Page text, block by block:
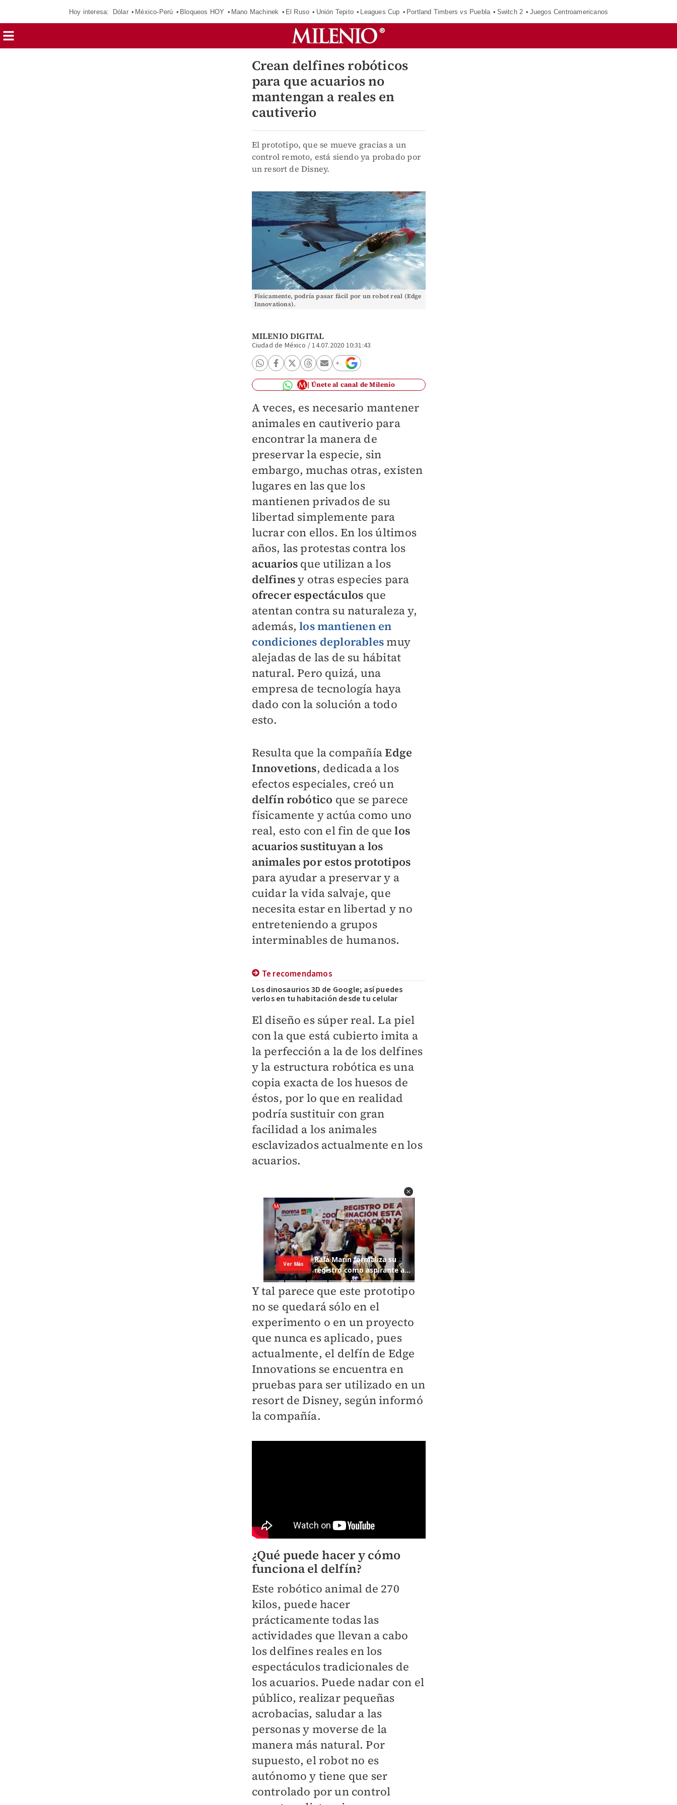
Hoy interesa: Dólar México-Perú Bloqueos HOY Mano Machinek El Ruso Unión Tepito Leagues Cup Portland Timbers vs Puebla Switch 2 Juegos Centroamericanos
Crean delfines robóticos
para que acuarios no
mantengan a reales en
cautiverio
El prototipo, que se mueve gracias a un
control remoto, está siendo ya probado por
un resort de Disney.
Físicamente, podría pasar fácil por un robot real (Edge
Innovations).
MILENIO DIGITAL
Ciudad de México /14.07.2020 10:31:43
Únete al canal de Milenio
A veces, es necesario mantener
animales en cautiverio para
encontrar la manera de
preservar la especie, sin
embargo, muchas otras, existen
lugares en las que los
mantienen privados de su
libertad simplemente para
lucrar con ellos. En los últimos
años, las protestas contra los
acuarios que utilizan a los
delfinesy otras especies para
ofrecer espectáculos que
atentan contra su naturaleza y,
además,los mantienen en
condiciones deplorablesmuy
alejadas de las de su hábitat
natural. Pero quizá, una
empresa de tecnología haya
dado con la solución a todo
esto.
Resulta que la compañíaEdge
Innovetions, dedicada a los
efectos especiales, creó un
delfín robótico que se parece
físicamente y actúa como uno
real, esto con el fin de quelos
acuarios sustituyan a los
animales por estos prototipos
para ayudar a preservar y a
cuidar la vida salvaje, que
necesita estar en libertad y no
entreteniendo a grupos
interminables de humanos.
Te recomendamos
Los dinosaurios 3D de Google; así puedes
verlos en tu habitación desde tu celular
El diseño es súper real. La piel
con la que está cubierto imita a
la perfección a la de los delfines
y la estructura robótica es una
copia exacta de los huesos de
éstos, por lo que en realidad
podría sustituir con gran
facilidad a los animales
esclavizados actualmente en los
acuarios.
Y tal parece que este prototipo
no se quedará sólo en el
experimento o en un proyecto
que nunca es aplicado, pues
actualmente, el delfín de Edge
Innovations se encuentra en
pruebas para ser utilizado en un
resort de Disney, según informó
la compañía.
¿Qué puede hacer y cómo
funciona el delfín?
Este robótico animal de 270
kilos, puede hacer
prácticamente todas las
actividades que llevan a cabo
los delfines reales en los
espectáculos tradicionales de
los acuarios. Puede nadar con el
público, realizar pequeñas
acrobacias, saludar a las
personas y moverse de la
manera más natural. Por
supuesto, el robot no es
autónomo y tiene que ser
controlado por un control